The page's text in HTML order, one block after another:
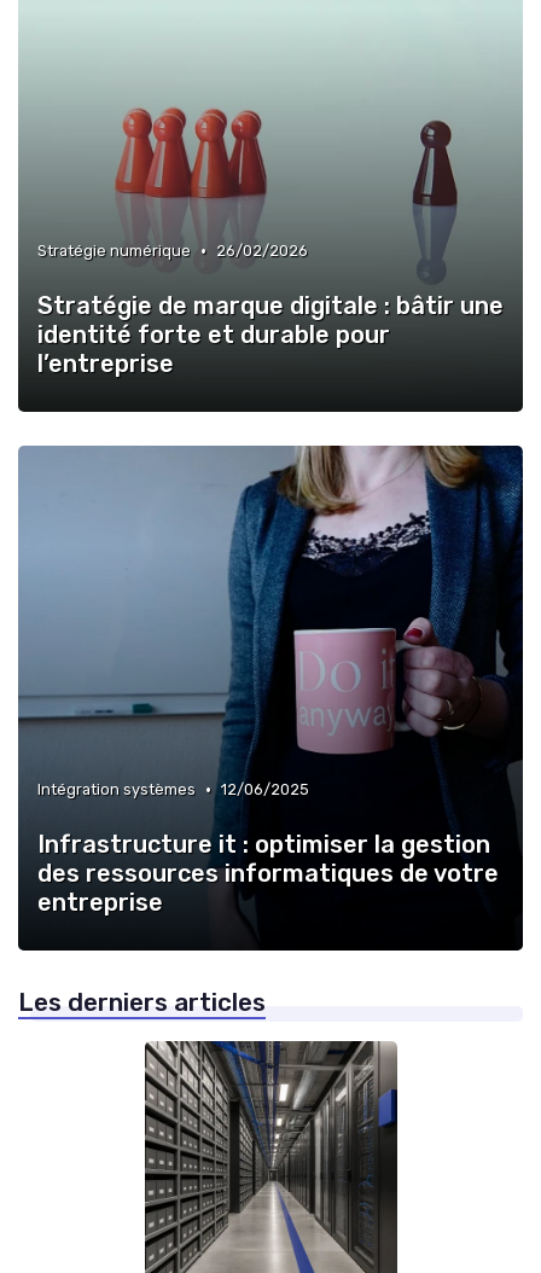
Stratégie numérique • 26/02/2026
Stratégie de marque digitale : bâtir une
identité forte et durable pour
l’entreprise
Intégration systèmes • 12/06/2025
Infrastructure it : optimiser la gestion
des ressources informatiques de votre
entreprise
Les derniers articles